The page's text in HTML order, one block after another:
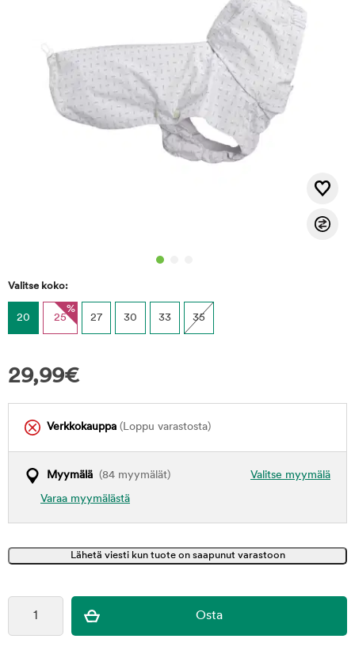
Valitse koko:
20 25
%
27 30 33 35
29,99€
Verkkokauppa (Loppu varastosta)
Valitse myymälä
Myymälä (84 myymälät)
Varaa myymälästä